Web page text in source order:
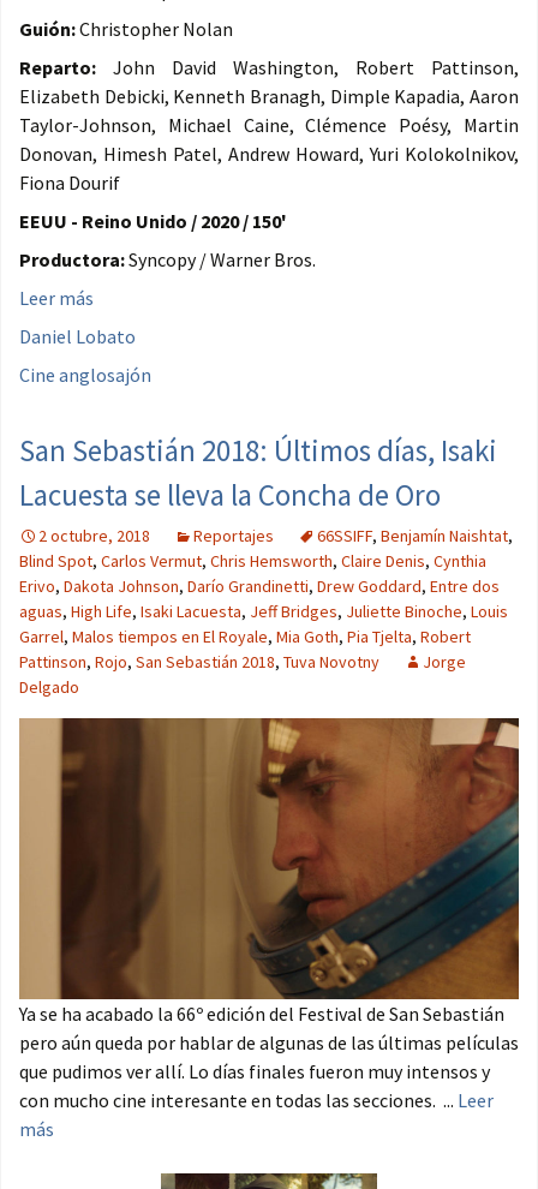
Guión:Christopher Nolan
Reparto: John David Washington, Robert Pattinson,
Elizabeth Debicki, Kenneth Branagh, Dimple Kapadia, Aaron
Taylor-Johnson, Michael Caine, Clémence Poésy, Martin
Donovan, Himesh Patel, Andrew Howard, Yuri Kolokolnikov,
Fiona Dourif
EEUU - Reino Unido / 2020 / 150'
Productora:Syncopy / Warner Bros.
Leer más
Daniel Lobato
Cine anglosajón
San Sebastián 2018: Últimos días, Isaki
Lacuesta se lleva la Concha de Oro
2 octubre, 2018 Reportajes 66SSIFF, Benjamín Naishtat,
Blind Spot, Carlos Vermut, Chris Hemsworth, Claire Denis, Cynthia
Erivo, Dakota Johnson, Darío Grandinetti, Drew Goddard, Entre dos
aguas, High Life, Isaki Lacuesta, Jeff Bridges, Juliette Binoche, Louis
Garrel, Malos tiempos en El Royale, Mia Goth, Pia Tjelta, Robert
Pattinson, Rojo, San Sebastián 2018, Tuva Novotny
Jorge
Delgado
Ya se ha acabado la 66º edición del Festival de San Sebastián
pero aún queda por hablar de algunas de las últimas películas
que pudimos ver allí. Lo días finales fueron muy intensos y
con mucho cine interesante en todas las secciones. ... Leer
más